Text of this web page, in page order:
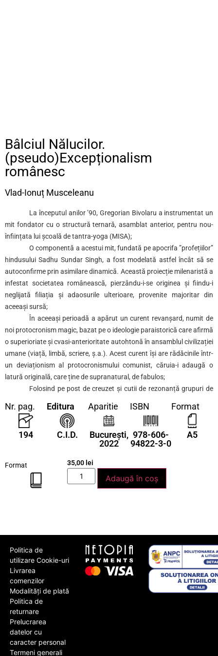
Bâlciul Nălucilor.
(pseudo)Excepționalism
românesc
Vlad-Ionuț Musceleanu
La începutul anilor ʼ90, Gregorian Bivolaru a instrumentat un
mit fondator cu o structură ternară, asamblat anterior, pentru nou-
înființata lui școală de tantra-yoga (MISA);
O componentă a acestui mit, fundată pe apocrifa ”profețiilor”
hindusului Sadhu Sundar Singh, a fost modelată astfel încât să se
autoconfirme prin asimilare dinamică. Această proiecție milenaristă a
infestat societatea românească, pierzându-i-se originea și fiindu-i
neglijată filiația și adaosurile ulterioare, provenite majoritar din
aceeași sursă;
În aceeași perioadă a apărut un curent revanșard, numit de
noi protocronism magic, bazat pe o ideologie paraistorică care afirmă
o superioriate și cvasi-anterioritate autohtonă în ansamblul civilizației
umane (viață, limbă, scriere, ș.a.). Acest curent își are rădăcinile într-
un deviaționism al protocronismului comunist, căruia-i adaugă o
latură originală, care ține de supranatural, de fabulos;
Folosind pe post de creuzet și cutii de rezonanță grupuri de
la nivel societal în doctrina toxică a unui fals excepționalism care
afirmă nici mai mult nici mai puțin că de la români a plecat totul și
totul se va sfârși cu românii. Aceste idei delirante nu au nimic de-a
face cu fibra tradițională a poporului român.
Nr. pag.
194
Editura
C.I.D.
Aparitie
București,
2022
ISBN
978-606-
94822-3-0
Format
A5
Format 35,00 lei
Adaugă în coș
Politica de
utilizare Cookie-uri
Livrarea
comenzilor
Modalități de plată
Politica de
returnare
Prelucrarea
datelor cu
caracter personal
Termeni generali